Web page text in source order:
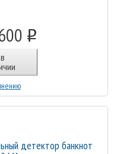
o
детектор банкнот